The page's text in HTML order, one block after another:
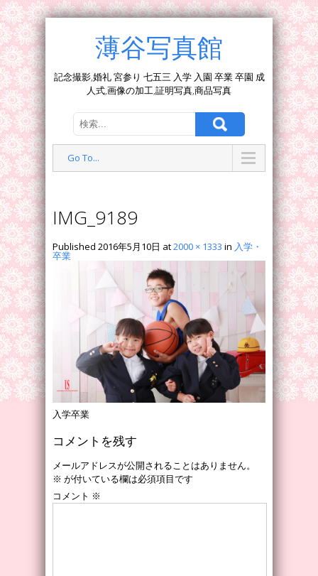
薄谷写真館
記念撮影,婚礼 宮参り 七五三 入学 入園 卒業 卒園 成
人式,画像の加工,証明写真,商品写真
Go To...
IMG_9189
Published 2016年5月10日 at2000 × 1333 in 入学・
卒業
入学卒業
コメントを残す
メールアドレスが公開されることはありません。
※ が付いている欄は必須項目です
コメント ※